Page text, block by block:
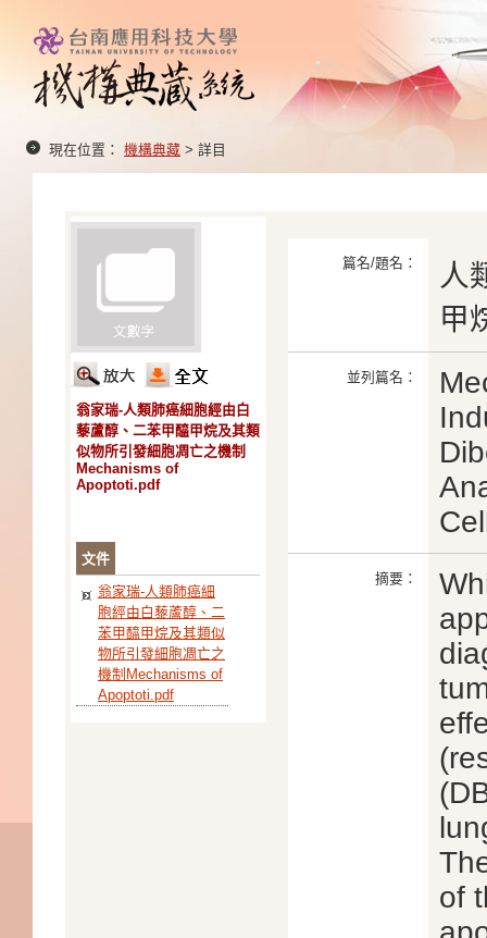
現在位置： 機構典藏 > 詳目
翁家瑞-人類肺癌細胞經由白
藜蘆醇、二苯甲醯甲烷及其類
似物所引發細胞凋亡之機制
Mechanisms of
Apoptoti.pdf
文件
翁家瑞-人類肺癌細
胞經由白藜蘆醇、二
苯甲醯甲烷及其類似
物所引發細胞凋亡之
機制Mechanisms of
Apoptoti.pdf
篇名/題名：
人
甲
並列篇名：
摘要：
of